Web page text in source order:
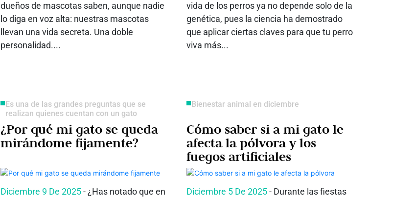
dueños de mascotas saben, aunque nadie
lo diga en voz alta: nuestras mascotas
llevan una vida secreta. Una doble
personalidad....
vida de los perros ya no depende solo de la
genética, pues la ciencia ha demostrado
que aplicar ciertas claves para que tu perro
viva más...
Es una de las grandes preguntas que se
realizan quienes cuentan con un gato
¿Por qué mi gato se queda
mirándome fijamente?
Diciembre 9 De 2025- ¿Has notado que en
Bienestar animal en diciembre
Cómo saber si a mi gato le
afecta la pólvora y los
fuegos artificiales
Diciembre 5 De 2025- Durante las fiestas